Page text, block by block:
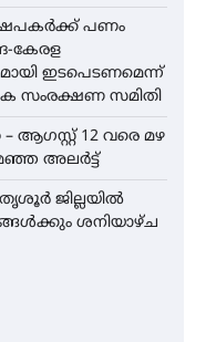
പണം
കേരള
ഇടപെടണമെന്ന്
സംരക്ഷണ സമിതി
ആഗസ്റ്റ് 12 വരെ മഴ
അലർട്ട്
ജില്ലയിൽ
ശനിയാഴ്ച